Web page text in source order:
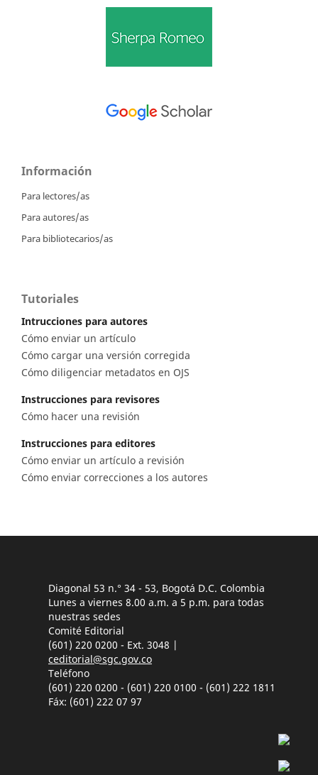
Información
Para lectores/as
Para autores/as
Para bibliotecarios/as
Tutoriales
Intrucciones para autores
Cómo enviar un artículo
Cómo cargar una versión corregida
Cómo diligenciar metadatos en OJS
Instrucciones para revisores
Cómo hacer una revisión
Instrucciones para editores
Cómo enviar un artículo a revisión
Cómo enviar correcciones a los autores
Diagonal 53 n.° 34 - 53, Bogotá D.C. Colombia
Lunes a viernes 8.00 a.m. a 5 p.m. para todas
nuestras sedes
Comité Editorial
(601) 220 0200 - Ext. 3048 |
ceditorial@sgc.gov.co
Teléfono
(601) 220 0200 - (601) 220 0100 - (601) 222 1811
Fáx: (601) 222 07 97